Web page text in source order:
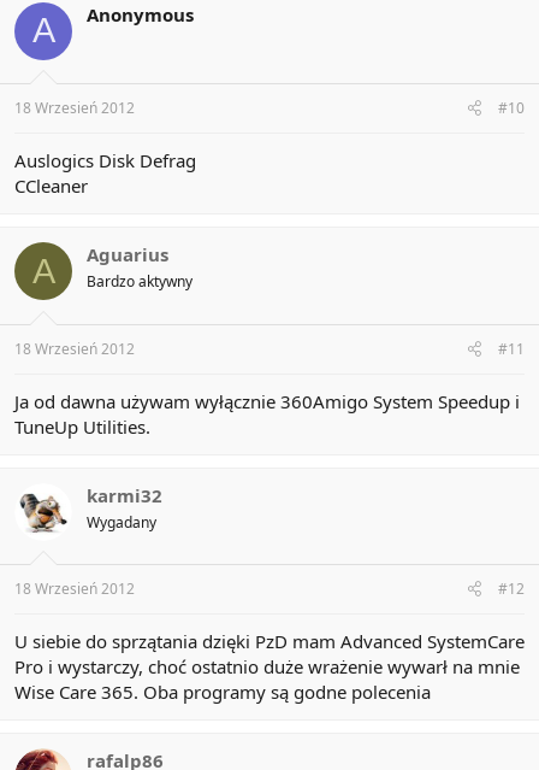
A Anonymous
18 Wrzesień 2012 #10
Auslogics Disk Defrag
CCleaner
A Aguarius
Bardzo aktywny
18 Wrzesień 2012 #11
Ja od dawna używam wyłącznie 360Amigo System Speedup i
TuneUp Utilities.
karmi32
Wygadany
18 Wrzesień 2012 #12
U siebie do sprzątania dzięki PzD mam Advanced SystemCare
Pro i wystarczy, choć ostatnio duże wrażenie wywarł na mnie
Wise Care 365. Oba programy są godne polecenia
rafalp86